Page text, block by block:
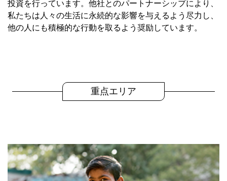
投資を行っています。他社とのパートナーシップにより、
私たちは人々の生活に永続的な影響を与えるよう尽力し、
他の人にも積極的な行動を取るよう奨励しています。
重点エリア